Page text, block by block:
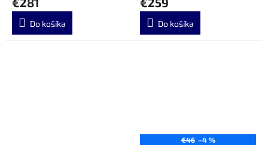
Do košíka Do košíka
€46 –4 %